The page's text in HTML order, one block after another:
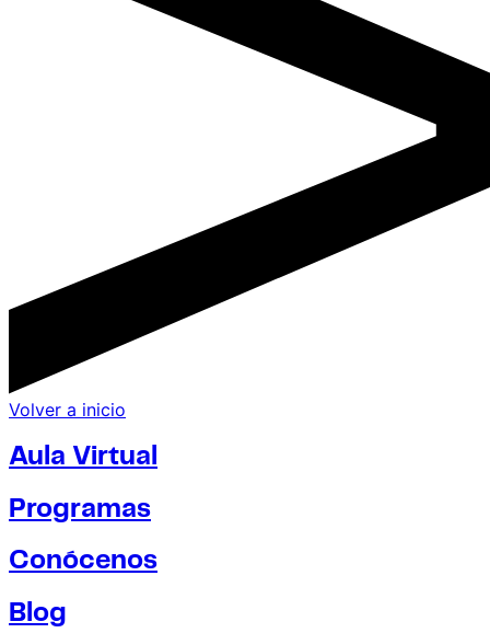
Volver a inicio
Aula Virtual
Programas
Conócenos
Blog